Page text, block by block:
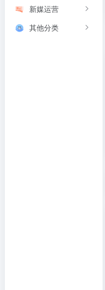
新媒运营
其他分类